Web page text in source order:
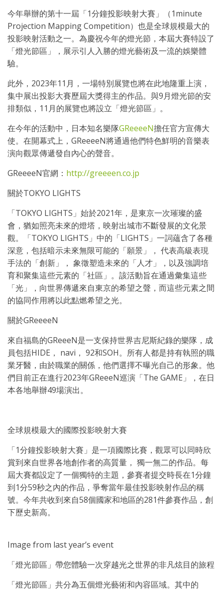
今年舉辦的第十一屆「1分鐘投影映射大賽」（1minute
Projection Mapping Competition）也是全球規模最大的
投影映射活動之一。為慶祝今年的燈光節，本屆大賽特設了
「燈光節區」，展示引人入勝的燈光藝術及一流的娛樂體
驗。
此外，2023年11月，一場特別展覽也將在此地隆重上演，
集中展出投影大賽歷屆大獎得主的作品。與9月燈光節的安
排類似，11月的展覽也將設立「燈光節區」。
在今年的活動中，日本知名樂隊GReeeeN擔任官方宣傳大
使。在開幕式上，GReeeeN將通過他們特色鮮明的音樂表
演向觀眾傳遞發自內心的聲音。
GReeeeN官網： http://greeeen.co.jp
關於TOKYO LIGHTS
「TOKYO LIGHTS」始於2021年，是東京一次璀璨的盛
會，猶如照亮未來的燈塔，映射出城市不斷發展的文化景
觀。「TOKYO LIGHTS」中的「LIGHTS」一詞蘊含了各種
深意，包括暗示未來無限可能的「願景」
， 代表高級表現
手法的「創新」
， 象徵塑造未來的「人才」，以及強調培
育和聚集這些元素的「社區」。該活動旨在通過彙集這些
「光」，向世界傳遞來自東京的希望之聲，而這些元素之間
的協同作用將以此點燃希望之光。
關於GReeeeN
來自福島的GReeeN是一支保持世界吉尼斯紀錄的樂隊，成
員包括HIDE ， navi ， 92和SOH。所有人都是持有執照的職
業牙醫，由於職業的關係，他們選擇不曝光自己的形象。他
們目前正在進行2023年GReeeN巡演「The GAME」，在日
本各地舉辦49場演出。
全球規模最大的國際投影映射大賽
「1分鐘投影映射大賽」是一項國際比賽，觀眾可以同時欣
賞到來自世界各地創作者的高質量 ， 獨一無二的作品。每
屆大賽都設定了一個獨特的主題，參賽者提交時長在1分鐘
到1分59秒之內的作品，爭奪當年最佳投影映射作品的稱
號。今年共收到來自58個國家和地區的281件參賽作品，創
下歷史新高。
Image from last year’s event
「燈光節區」帶您體驗一次穿越光之世界的非凡炫目的旅程
「燈光節區」共分為五個燈光藝術和內容區域。其中的